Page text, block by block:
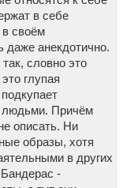
в себе
своём
даже анекдотично.
словно это
глупая
людьми. Причём
описать. Ни
образы, хотя
в других
-